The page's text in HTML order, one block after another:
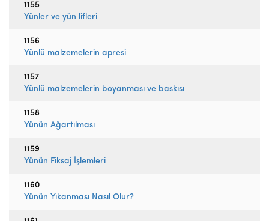
1155
Yünler ve yün lifleri
1156
Yünlü malzemelerin apresi
1157
Yünlü malzemelerin boyanması ve baskısı
1158
Yünün Ağartılması
1159
Yünün Fiksaj İşlemleri
1160
Yünün Yıkanması Nasıl Olur?